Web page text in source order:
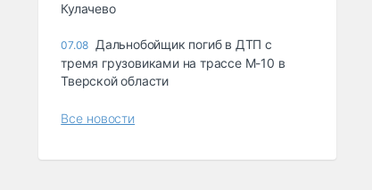
Кулачево
07.08 Дальнобойщик погиб в ДТП с
тремя грузовиками на трассе М-10 в
Тверской области
Все новости